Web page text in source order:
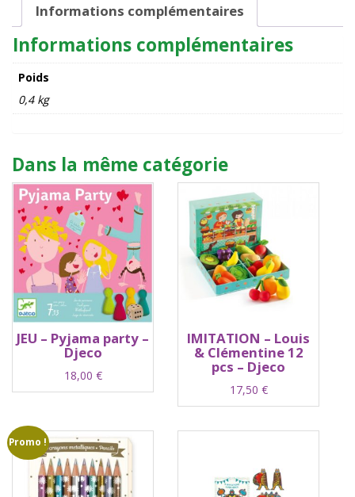
Informations complémentaires
Informations complémentaires
Poids
0,4 kg
Dans la même catégorie
JEU – Pyjama party –
Djeco
18,00 €
IMITATION – Louis
& Clémentine 12
pcs – Djeco
17,50 €
Promo !